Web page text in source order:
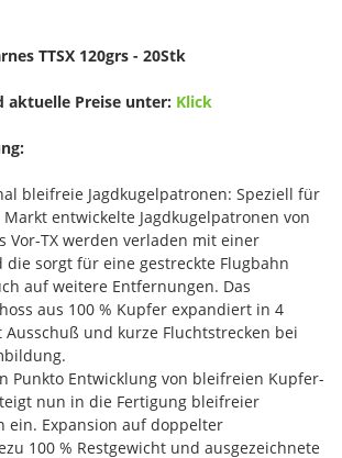
TTSX 120grs - 20Stk
aktuelle Preise unter: Klick
bleifreie Jagdkugelpatronen: Speziell für
entwickelte Jagdkugelpatronen von
Vor-TX werden verladen mit einer
die sorgt für eine gestreckte Flugbahn
auf weitere Entfernungen. Das
aus 100 % Kupfer expandiert in 4
Ausschuß und kurze Fluchtstrecken bei
Punkto Entwicklung von bleifreien Kupfer-
nun in die Fertigung bleifreier
ein. Expansion auf doppelter
100 % Restgewicht und ausgezeichnete